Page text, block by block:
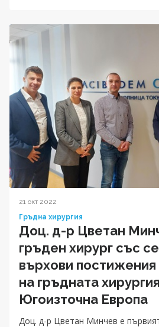
21 окт 2022
Гръдна хирургия
Доц. д-р Цветан
гръден хирург със
върхови постижения
на гръдната
Югоизточна Европа
Доц. д-р Цветан Минчев е